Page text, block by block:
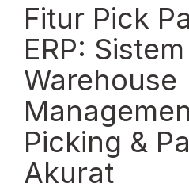
Fitur Pick
ERP: Sistem
Warehouse
Picking &
Akurat